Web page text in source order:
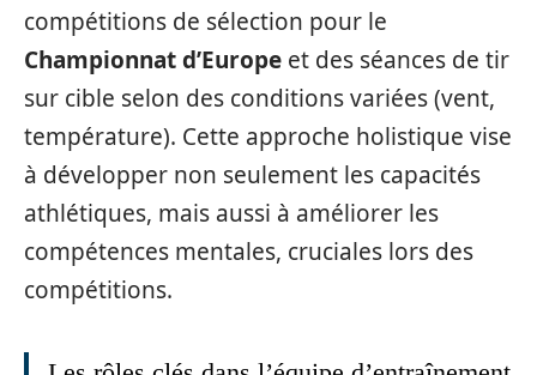
compétitions de sélection pour le
Championnat d’Europe et des séances de tir
sur cible selon des conditions variées (vent,
température). Cette approche holistique vise
à développer non seulement les capacités
athlétiques, mais aussi à améliorer les
compétences mentales, cruciales lors des
compétitions.